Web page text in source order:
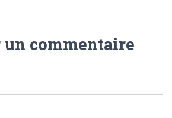
un commentaire